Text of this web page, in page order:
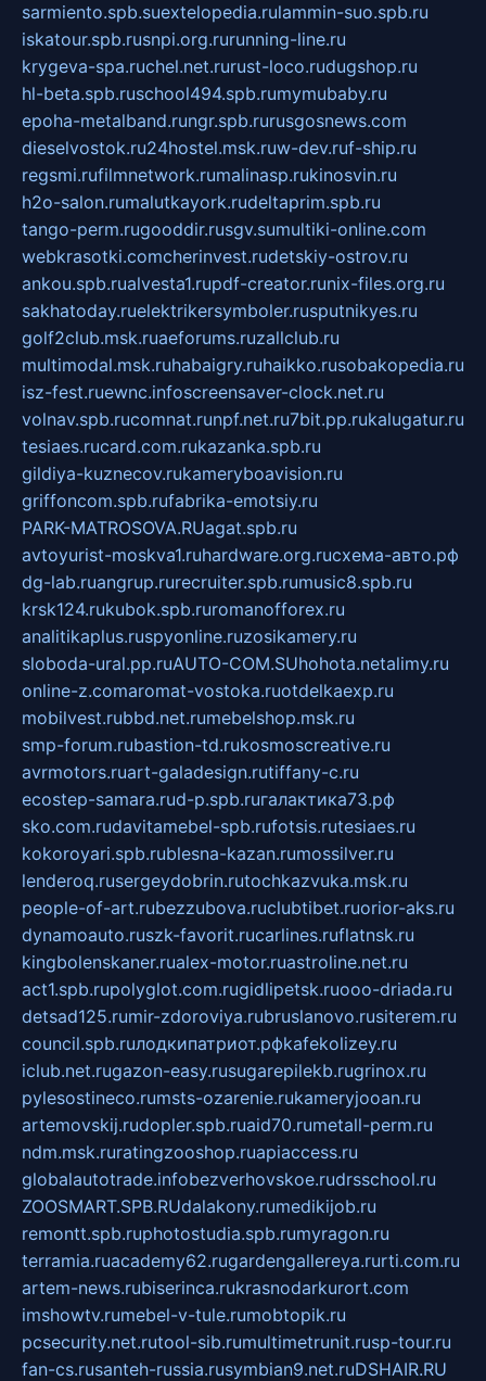
sarmiento.spb.suextelopedia.rulammin-suo.spb.ru
iskatour.spb.rusnpi.org.rurunning-line.ru
krygeva-spa.ruchel.net.rurust-loco.rudugshop.ru
hl-beta.spb.ruschool494.spb.rumymubaby.ru
epoha-metalband.rungr.spb.rurusgosnews.com
dieselvostok.ru24hostel.msk.ruw-dev.ruf-ship.ru
regsmi.rufilmnetwork.rumalinasp.rukinosvin.ru
h2o-salon.rumalutkayork.rudeltaprim.spb.ru
tango-perm.rugooddir.rusgv.sumultiki-online.com
webkrasotki.comcherinvest.rudetskiy-ostrov.ru
ankou.spb.rualvesta1.rupdf-creator.runix-files.org.ru
sakhatoday.ruelektrikersymboler.rusputnikyes.ru
golf2club.msk.ruaeforums.ruzallclub.ru
multimodal.msk.ruhabaigry.ruhaikko.rusobakopedia.ru
isz-fest.ruewnc.infoscreensaver-clock.net.ru
volnav.spb.rucomnat.runpf.net.ru7bit.pp.rukalugatur.ru
tesiaes.rucard.com.rukazanka.spb.ru
gildiya-kuznecov.rukameryboavision.ru
griffoncom.spb.rufabrika-emotsiy.ru
PARK-MATROSOVA.RUagat.spb.ru
avtoyurist-moskva1.ruhardware.org.ruсхема-авто.рф
dg-lab.ruangrup.rurecruiter.spb.rumusic8.spb.ru
krsk124.rukubok.spb.ruromanofforex.ru
analitikaplus.ruspyonline.ruzosikamery.ru
sloboda-ural.pp.ruAUTO-COM.SUhohota.netalimy.ru
online-z.comaromat-vostoka.ruotdelkaexp.ru
mobilvest.rubbd.net.rumebelshop.msk.ru
smp-forum.rubastion-td.rukosmoscreative.ru
avrmotors.ruart-galadesign.rutiffany-c.ru
ecostep-samara.rud-p.spb.ruгалактика73.рф
sko.com.rudavitamebel-spb.rufotsis.rutesiaes.ru
kokoroyari.spb.rublesna-kazan.rumossilver.ru
lenderoq.rusergeydobrin.rutochkazvuka.msk.ru
people-of-art.rubezzubova.ruclubtibet.ruorior-aks.ru
dynamoauto.ruszk-favorit.rucarlines.ruflatnsk.ru
kingbolenskaner.rualex-motor.ruastroline.net.ru
act1.spb.rupolyglot.com.rugidlipetsk.ruooo-driada.ru
detsad125.rumir-zdoroviya.rubruslanovo.rusiterem.ru
council.spb.ruлодкипатриот.рфkafekolizey.ru
iclub.net.rugazon-easy.rusugarepilekb.rugrinox.ru
pylesostineco.rumsts-ozarenie.rukameryjooan.ru
artemovskij.rudopler.spb.ruaid70.rumetall-perm.ru
ndm.msk.ruratingzooshop.ruapiaccess.ru
globalautotrade.infobezverhovskoe.rudrsschool.ru
ZOOSMART.SPB.RUdalakony.rumedikijob.ru
remontt.spb.ruphotostudia.spb.rumyragon.ru
terramia.ruacademy62.rugardengallereya.rurti.com.ru
artem-news.rubiserinca.rukrasnodarkurort.com
imshowtv.rumebel-v-tule.rumobtopik.ru
pcsecurity.net.rutool-sib.rumultimetrunit.rusp-tour.ru
fan-cs.rusanteh-russia.rusymbian9.net.ruDSHAIR.RU